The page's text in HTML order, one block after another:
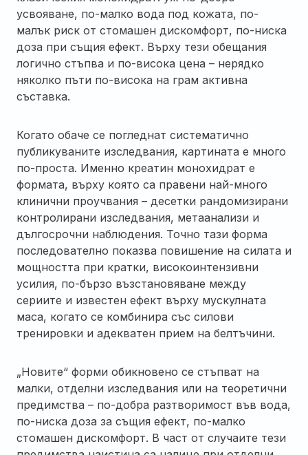
усвояване, по-малко вода под кожата, по-
малък риск от стомашен дискомфорт, по-ниска
доза при същия ефект. Върху тези обещания
логично стъпва и по-висока цена – нерядко
няколко пъти по-висока на грам активна
съставка.
Когато обаче се погледнат систематично
публикуваните изследвания, картината е много
по-проста. Именно креатин монохидрат е
формата, върху която са правени най-много
клинични проучвания – десетки рандомизирани
контролирани изследвания, метаанализи и
дългосрочни наблюдения. Точно тази форма
последователно показва повишение на силата и
мощността при кратки, високоинтензивни
усилия, по-бързо възстановяване между
сериите и известен ефект върху мускулната
маса, когато се комбинира със силови
тренировки и адекватен прием на белтъчини.
„Новите“ форми обикновено се стъпват на
малки, отделни изследвания или на теоретични
предимства – по-добра разтворимост във вода,
по-ниска доза за същия ефект, по-малко
стомашен дискомфорт. В част от случаите тези